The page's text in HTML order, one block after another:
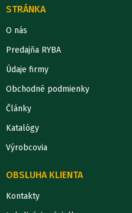
STRÁNKA
O nás
Predajňa RYBA
Údaje firmy
Obchodné podmienky
Články
Katalógy
Výrobcovia
OBSLUHA KLIENTA
Kontakty